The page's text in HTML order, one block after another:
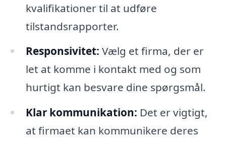
kvalifikationer til at udføre
tilstandsrapporter.
Responsivitet: Vælg et firma, der er
let at komme i kontakt med og som
hurtigt kan besvare dine spørgsmål.
Klar kommunikation: Det er vigtigt,
at firmaet kan kommunikere deres